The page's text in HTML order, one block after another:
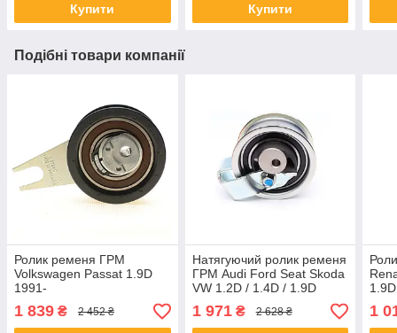
Купити Купити
Подібні товари компанії
Ролик ременя ГРМ
Volkswagen Passat 1.9D
1991-
1 839 ₴ 2 452 ₴
Натягуючий ролик ременя
ГРМ Audi Ford Seat Skoda
VW 1.2D / 1.4D / 1.9D
03.95-09.10
1 971₴ 2 628 ₴ 1